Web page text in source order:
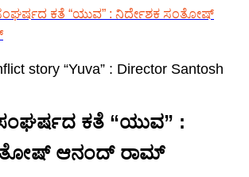
ಕತೆ “ಯುವ” : ನಿರ್ದೇಶಕ ಸಂತೋಷ್
story “Yuva” : Director Santosh
ಕತೆ “ಯುವ” :
ಆನಂದ್ ರಾಮ್